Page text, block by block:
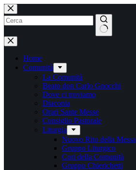
Salta
al
contenuto
Nessun
risultato
Home
Comunità
La Comunità
Beato don Carlo Gnocchi
Dove ci troviamo
Diaconia
Orari Sante Messe
Consiglio Pastorale
Liturgia
Nuovo Rito della Messa
Gruppo Liturgico
Cori della Comunità
Gruppo Chierichetti